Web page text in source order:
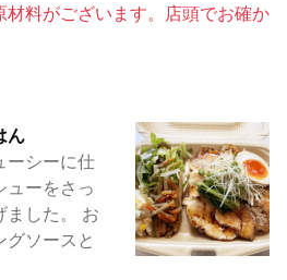
料がございます。店頭でお確か
ん
ーシーに仕
ューをさっ
ました。 お
ソースと